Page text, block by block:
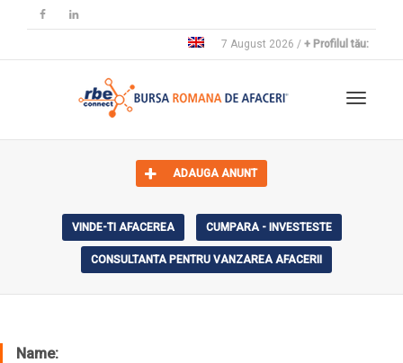
7 August 2026 / + Profilul tău:
ADAUGA ANUNT
VINDE-TI AFACEREA CUMPARA - INVESTESTE
CONSULTANTA PENTRU VANZAREA AFACERII
Name: